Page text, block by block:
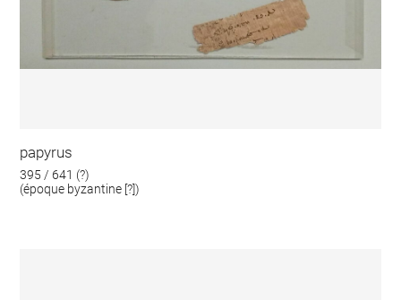
papyrus
395 / 641 (?)
(époque byzantine [?])